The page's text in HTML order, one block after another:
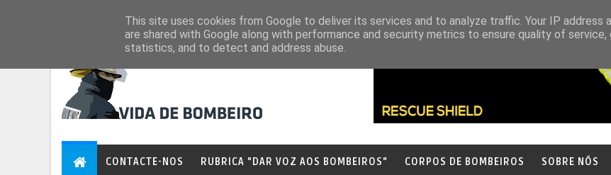
CONTACTE-NOS RUBRICA "DAR VOZ AOS BOMBEIROS" CORPOS DE BOMBEIROS SOBRE NÓS
This site uses cookies from Google to deliver its services and to analyze traffic. Your IP address
are shared with Google along with performance and security metrics to ensure quality of service,
statistics, and to detect and address abuse.